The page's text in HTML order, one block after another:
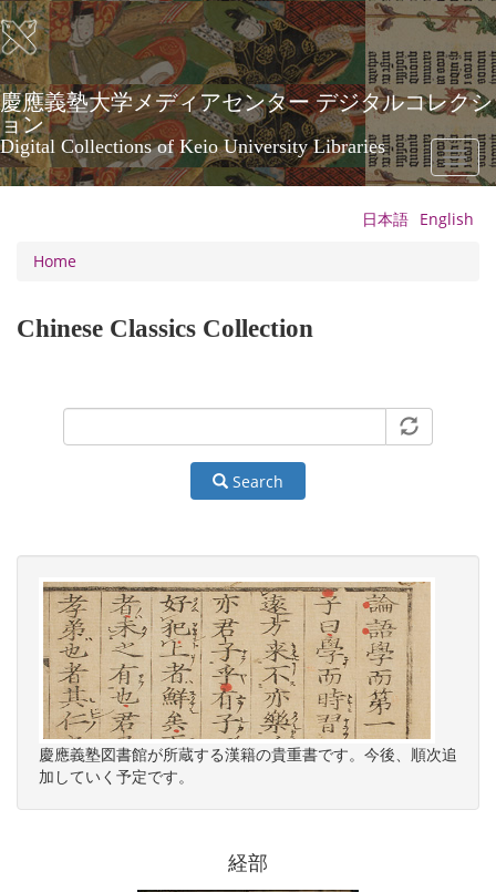
Skip
to
main
content
慶應義塾大学メディアセンター デジタルコレクシ
ョン
Digital Collections of Keio University Libraries
Toggle
日本語 English
Home
Chinese Classics Collection
Search
慶應義塾図書館が所蔵する漢籍の貴重書です。今後、順次追
加していく予定です。
経部